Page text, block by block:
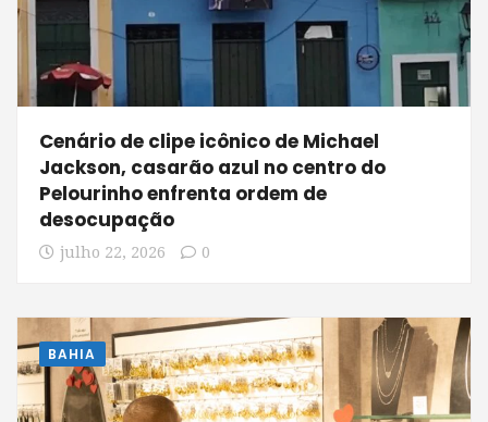
Cenário de clipe icônico de Michael
Jackson, casarão azul no centro do
Pelourinho enfrenta ordem de
desocupação
julho 22, 2026 0
BAHIA